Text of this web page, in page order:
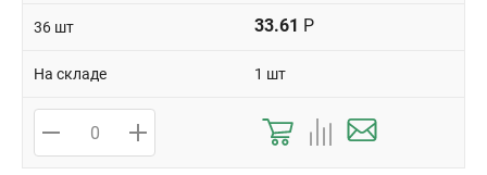
36 шт 33.61 Р
На складе 1 шт